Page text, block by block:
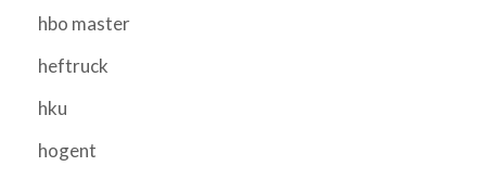
hbo master
heftruck
hku
hogent